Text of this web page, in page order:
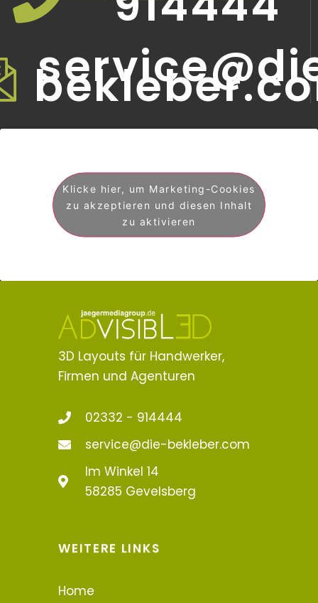
Klicke hier, um Marketing-Cookies
zu akzeptieren und diesen Inhalt
zu aktivieren
3D Layouts für Handwerker,
Firmen und Agenturen
02332 - 914444
service@die-bekleber.com
Im Winkel 14
58285 Gevelsberg
WEITERE LINKS
Home